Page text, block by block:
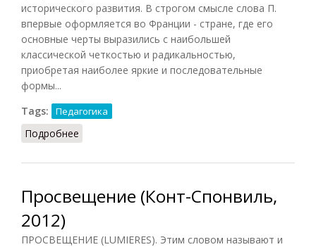
исторического развития. В строгом смысле слова П.
впервые оформляется во Франции - стране, где его
основные черты выразились с наибольшей
классической четкостью и радикальностью,
приобретая наиболее яркие и последовательные
формы...
Tags:
Педагогика
Подробнее
Просвещение (Конт-Спонвиль,
2012)
ПРОСВЕЩЕНИЕ (LUMIERES). Этим словом называют и